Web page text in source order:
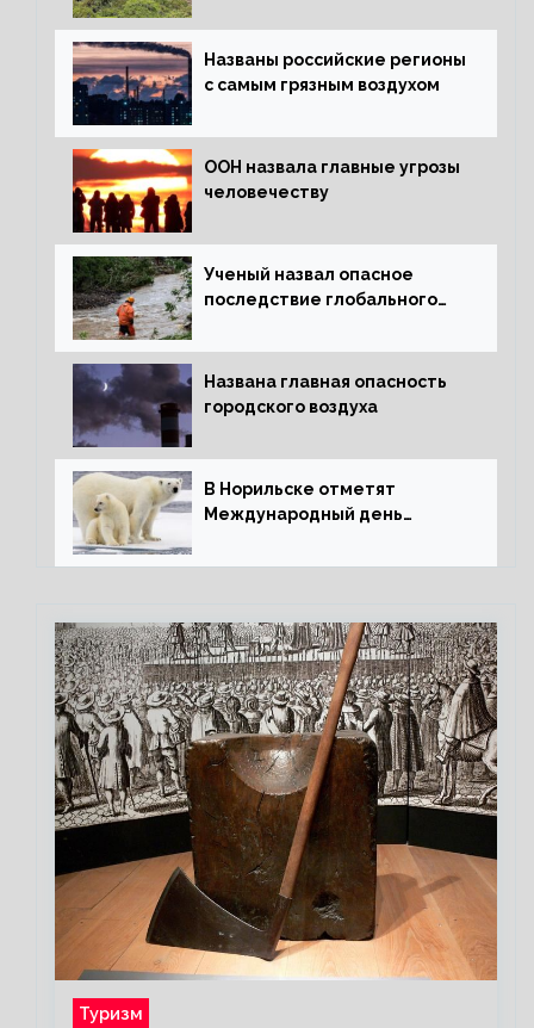
Названы российские регионы
с самым грязным воздухом
ООН назвала главные угрозы
человечеству
Ученый назвал опасное
последствие глобального
Названа главная опасность
городского воздуха
В Норильске отметят
Международный день
Туризм